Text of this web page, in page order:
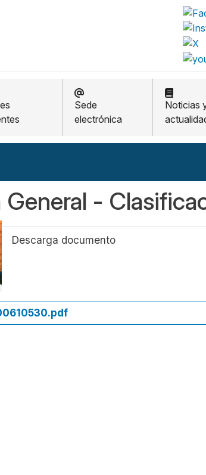
Sede
electrónica
Noticias
-
Descarga documento